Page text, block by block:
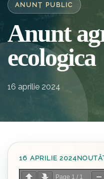
ANUNȚ PUBLIC
Anunt
ecologica
16 aprilie 2024
16 APRILIE 2024
Page 1 / 1